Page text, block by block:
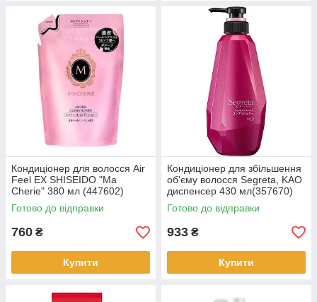
Кондиціонер для волосся Air
Feel EX SHISEIDO "Ma
Cherie" 380 мл (447602)
Готово до відправки
760 ₴
Купити
Кондиціонер для збільшення
об'єму волосся Segreta, KAO
диспенсер 430 мл(357670)
Готово до відправки
933 ₴
Купити